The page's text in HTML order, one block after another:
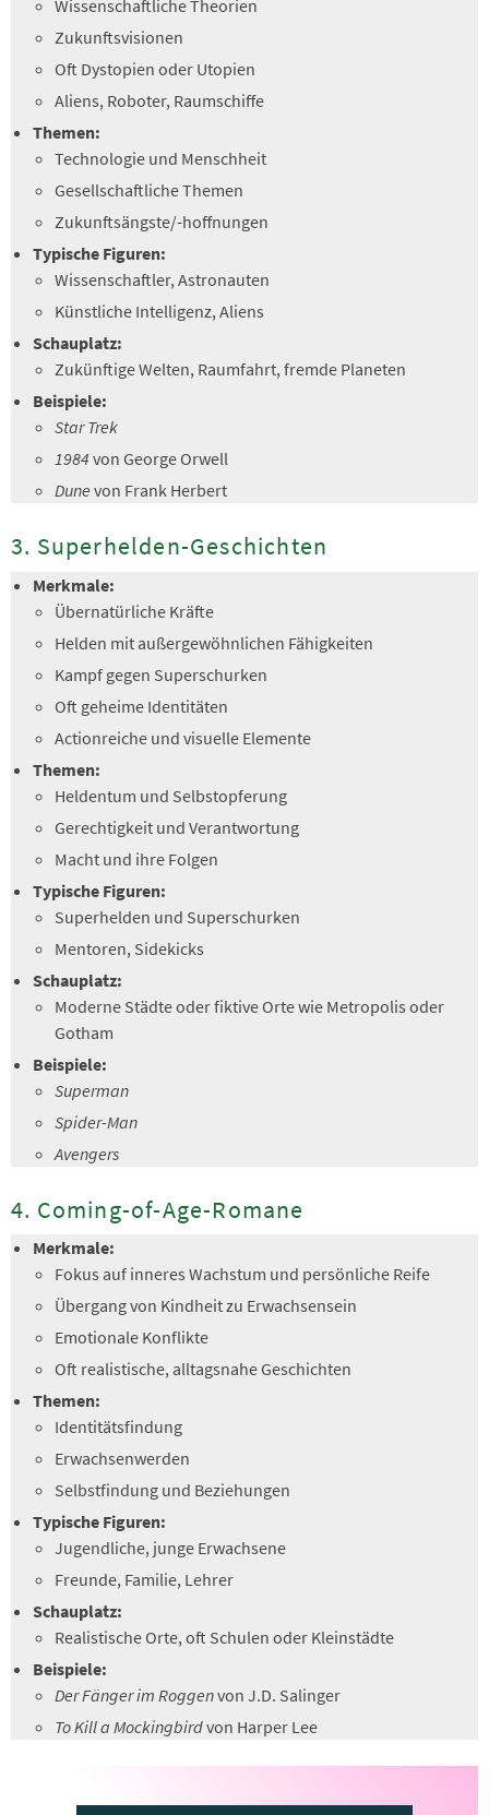
Wissenschaftliche Theorien
Zukunftsvisionen
Oft Dystopien oder Utopien
Aliens, Roboter, Raumschiffe
Themen:
Technologie und Menschheit
Gesellschaftliche Themen
Zukunftsängste/-hoffnungen
Typische Figuren:
Wissenschaftler, Astronauten
Künstliche Intelligenz, Aliens
Schauplatz:
Zukünftige Welten, Raumfahrt, fremde Planeten
Beispiele:
Star Trek
1984 von George Orwell
Dune von Frank Herbert
3. Superhelden-Geschichten
Merkmale:
Übernatürliche Kräfte
Helden mit außergewöhnlichen Fähigkeiten
Kampf gegen Superschurken
Oft geheime Identitäten
Actionreiche und visuelle Elemente
Themen:
Heldentum und Selbstopferung
Gerechtigkeit und Verantwortung
Macht und ihre Folgen
Typische Figuren:
Superhelden und Superschurken
Mentoren, Sidekicks
Schauplatz:
Moderne Städte oder fiktive Orte wie Metropolis oder
Gotham
Beispiele:
Superman
Spider-Man
Avengers
4. Coming-of-Age-Romane
Merkmale:
Fokus auf inneres Wachstum und persönliche Reife
Übergang von Kindheit zu Erwachsensein
Emotionale Konflikte
Oft realistische, alltagsnahe Geschichten
Themen:
Identitätsfindung
Erwachsenwerden
Selbstfindung und Beziehungen
Typische Figuren:
Jugendliche, junge Erwachsene
Freunde, Familie, Lehrer
Schauplatz:
Realistische Orte, oft Schulen oder Kleinstädte
Beispiele:
Der Fänger im Roggenvon J.D. Salinger
To Kill a Mockingbirdvon Harper Lee